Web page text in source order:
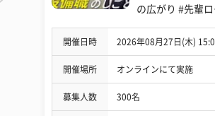
の広がり #先輩
開催日時 2026年08月27日(木)
開催場所 オンラインにて実施
募集人数 300名